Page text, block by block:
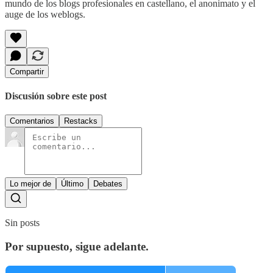
mundo de los blogs profesionales en castellano, el anonimato y el
auge de los weblogs.
Compartir
Discusión sobre este post
Comentarios Restacks
Lo mejor de Último Debates
Sin posts
Por supuesto, sigue adelante.